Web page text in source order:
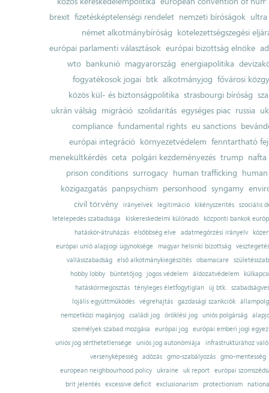
brexit fizetésképtelenségi rendelet nemzeti bíróságok ultra
német alkotmánybíróság kötelezettségszegési
európai parlamenti választások európai bizottság elnöke
wto bankunió magyarország energiapolitika
fogyatékosok jogai btk alkotmányjog fővárosi
közös kül- és biztonságpolitika strasbourgi bíróság
ukrán válság migráció szolidaritás egységes piac russia
compliance fundamental rights eu sanctions
európai integráció környezetvédelem fenntartható
menekültkérdés ceta polgári kezdeményezés trump nafta
prison conditions surrogacy human trafficking
közigazgatás panpsychism personhood syngamy
civil törvény
irányelvek legitimáció kikényszerítés szociális
letelepedés szabadsága
kiskereskedelmi különadó
központi bankok
hatáskör-átruházás
elsőbbség elve adatmegőrzési irányelv
európai unió alapjogi ügynoksége
magyar helsinki bizottság
vesztegetés
vallásszabadság
első alkotmánykiegészítés obamacare
hobby lobby
büntetőjog jogos védelem áldozatvédelem
hatáskörmegosztás tényleges életfogytiglan új btk.
lojális együttműködés
végrehajtás gazdasági szankciók
nemzetközi magánjog
családi jog öröklési jog uniós polgárság
személyek szabad mozgása
európai jog európai emberi jogi
uniós jog sérthetetlensége uniós jog autonómiája
infrastruktúrához
versenyképesség adózás gmo-szabályozás gmo-mentesség
european neighbourhood policy
ukraine uk report
európai
brit jelentés excessive deficit exclusionarism protectionism